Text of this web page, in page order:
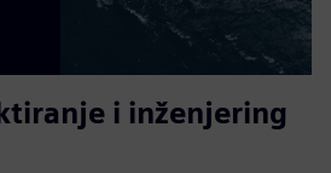
i inženjering